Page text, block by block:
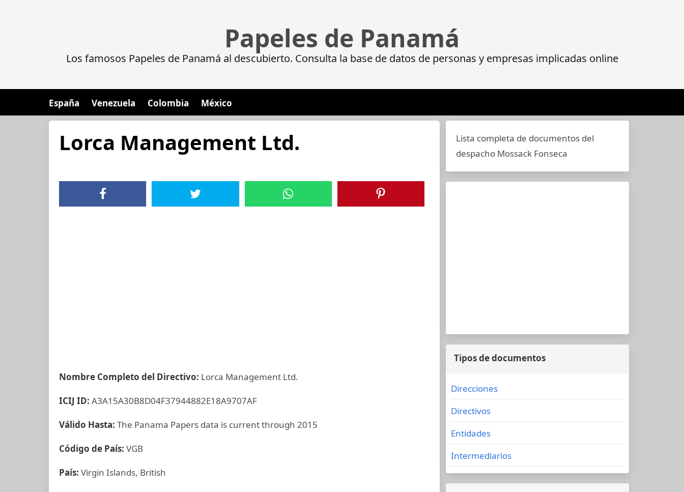
Papeles de Panamá
Los famosos Papeles de Panamá al descubierto. Consulta la base de datos de personas y empresas implicadas online
España Venezuela Colombia México
Lorca Management Ltd.
Nombre Completo del Directivo: Lorca Management Ltd.
ICIJ ID: A3A15A30B8D04F37944882E18A9707AF
Válido Hasta: The Panama Papers data is current through 2015
Código de País: VGB
País: Virgin Islands, British
Lista completa de documentos del
despacho Mossack Fonseca
Tipos de documentos
Direcciones
Directivos
Entidades
Intermediarios